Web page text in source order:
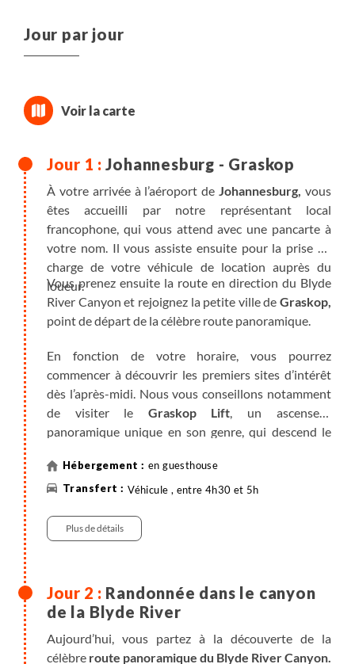
Jour par jour
Johannesburg - Graskop
À votre arrivée à l’aéroport de Johannesburg, vous
êtes accueilli par notre représentant local
francophone, qui vous attend avec une pancarte à
votre nom. Il vous assiste ensuite pour la prise en
charge de votre véhicule de location auprès du
loueur.
Vous prenez ensuite la route en direction du Blyde
River Canyon et rejoignez la petite ville de Graskop,
point de départ de la célèbre route panoramique.
En fonction de votre horaire, vous pourrez
commencer à découvrir les premiers sites d’intérêt
dès l’après-midi. Nous vous conseillons notamment
de visiter le Graskop Lift, un ascenseur
panoramique unique en son genre, qui descend le
indigène luxuriante. En contrebas, un sentier
aménagé sur des passerelles en bois permet de
des cascades et d’observer la richesse de la
biodiversité locale. Une expérience sensorielle
en guesthouse
Véhicule , entre 4h30 et 5h
Plus de détails
Randonnée dans le canyon
de la Blyde River
Aujourd’hui, vous partez à la découverte de la
célèbre route panoramique du Blyde River Canyon.